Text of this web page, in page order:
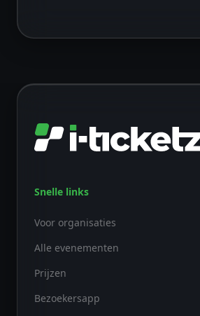
Snelle links
Voor organisaties
Alle evenementen
Prijzen
Bezoekersapp